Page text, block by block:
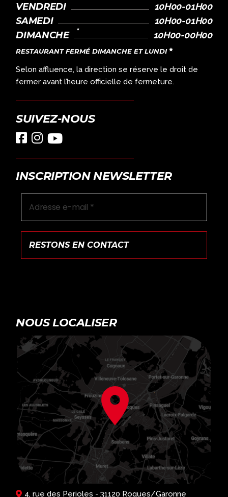
VENDREDI 10H00-01H00
SAMEDI 10H00-01H00
DIMANCHE 10H00-00H00
RESTAURANT FERMÉ DIMANCHE ET LUNDI
Selon affluence, la direction se réserve le droit de
fermer avant l’heure officielle de fermeture.
SUIVEZ-NOUS
INSCRIPTION NEWSLETTER
NOUS LOCALISER
4, rue des Perioles - 31120 Roques/Garonne